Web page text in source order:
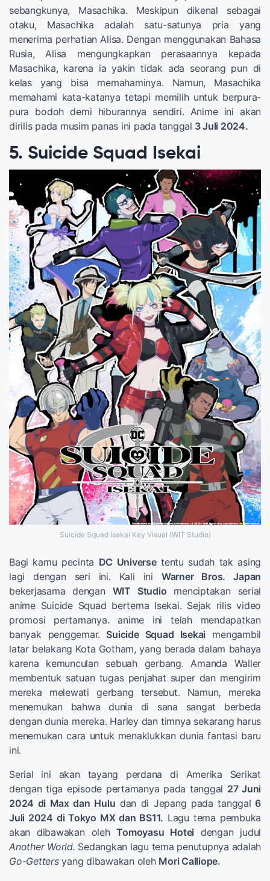
sebangkunya, Masachika. Meskipun dikenal sebagai
otaku, Masachika adalah satu-satunya pria yang
menerima perhatian Alisa. Dengan menggunakan Bahasa
Rusia, Alisa mengungkapkan perasaannya kepada
Masachika, karena ia yakin tidak ada seorang pun di
kelas yang bisa memahaminya. Namun, Masachika
memahami kata-katanya tetapi memilih untuk berpura-
pura bodoh demi hiburannya sendiri. Anime ini akan
dirilis pada musim panas ini pada tanggal 3 Juli 2024.
5. Suicide Squad Isekai
Suicide Squad Isekai Key Visual (WIT Studio)
Bagi kamu pecinta DC Universetentu sudah tak asing
lagi dengan seri ini. Kali ini Warner Bros. Japan
bekerjasama dengan WIT Studio menciptakan serial
anime Suicide Squad bertema Isekai. Sejak rilis video
promosi pertamanya. anime ini telah mendapatkan
banyak penggemar. Suicide Squad Isekai mengambil
latar belakang Kota Gotham, yang berada dalam bahaya
karena kemunculan sebuah gerbang. Amanda Waller
membentuk satuan tugas penjahat super dan mengirim
mereka melewati gerbang tersebut. Namun, mereka
menemukan bahwa dunia di sana sangat berbeda
dengan dunia mereka. Harley dan timnya sekarang harus
menemukan cara untuk menaklukkan dunia fantasi baru
ini.
Serial ini akan tayang perdana di Amerika Serikat
dengan tiga episode pertamanya pada tanggal 27 Juni
2024 di Max dan Hulu dan di Jepang pada tanggal 6
Juli 2024 di Tokyo MX dan BS11. Lagu tema pembuka
akan dibawakan olehTomoyasu Hotei dengan judul
Another World. Sedangkan lagu tema penutupnya adalah
Go-Gettersyang dibawakan oleh Mori Calliope.